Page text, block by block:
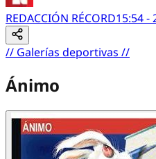
REDACCIÓN RÉCORD15:54 -
// Galerías deportivas //
Ánimo